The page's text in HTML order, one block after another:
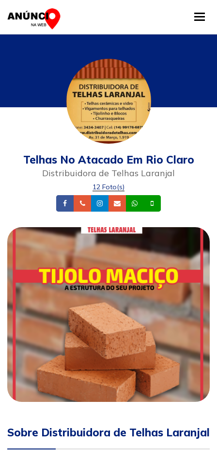
Telhas No Atacado Em Rio Claro
Distribuidora de Telhas Laranjal
12 Foto(s)
FacebookTelefoneInstagram
Email Whatsapp
Sobre Distribuidora de Telhas Laranjal